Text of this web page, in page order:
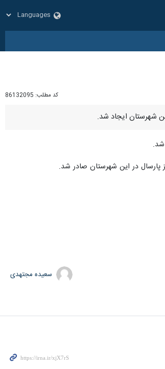
کد مطلب: 86132095
سعیده مجتهدی